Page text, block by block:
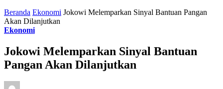
Beranda Ekonomi Jokowi Melemparkan Sinyal Bantuan Pangan
Akan Dilanjutkan
Ekonomi
Jokowi Melemparkan Sinyal Bantuan
Pangan Akan Dilanjutkan